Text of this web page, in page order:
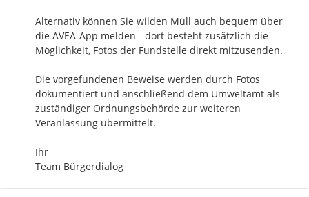
Alternativ können Sie wilden Müll auch bequem über
die AVEA-App melden - dort besteht zusätzlich die
Möglichkeit, Fotos der Fundstelle direkt mitzusenden.
Die vorgefundenen Beweise werden durch Fotos
dokumentiert und anschließend dem Umweltamt als
zuständiger Ordnungsbehörde zur weiteren
Veranlassung übermittelt.
Ihr
Team Bürgerdialog